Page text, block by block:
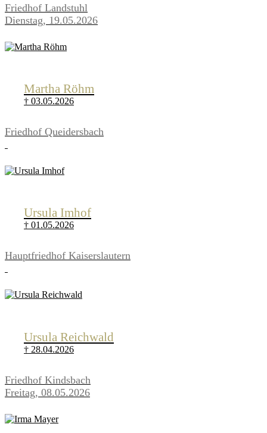
Friedhof Landstuhl
Dienstag, 19.05.2026
Martha Röhm
† 03.05.2026
Friedhof Queidersbach
Ursula Imhof
† 01.05.2026
Hauptfriedhof Kaiserslautern
Ursula Reichwald
† 28.04.2026
Friedhof Kindsbach
Freitag, 08.05.2026